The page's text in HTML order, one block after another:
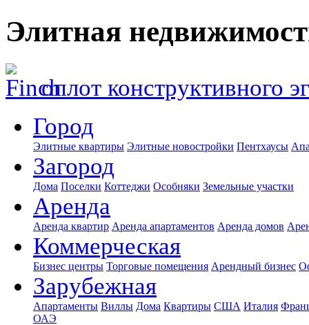
Элитная
оплот конструктивного
Город
Элитные квартиры Элитные новостройки Пентхаусы
Загород
Дома Поселки Коттеджи Особняки Земельные участки
Аренда
Аренда квартир Аренда апартаментов Аренда домов
Коммерческая
Бизнес центры Торговые помещения Арендный бизнес
Зарубежная
Апартаменты Виллы Дома Квартиры США Италия
ОАЭ